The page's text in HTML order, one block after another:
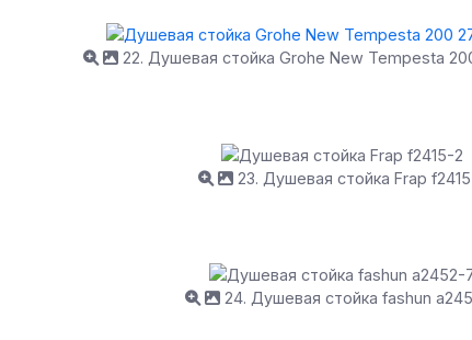
22. Душевая стойка Grohe New Tempesta
23. Душевая стойка Frap
24. Душевая стойка fashun